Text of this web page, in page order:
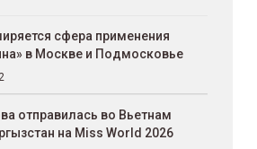
сфера применения
в Москве и Подмосковье
2
отправилась во Вьетнам
на Miss World 2026